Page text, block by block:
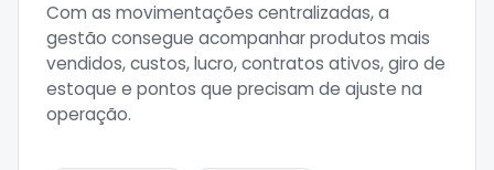
Com as movimentações centralizadas, a
gestão consegue acompanhar produtos mais
vendidos, custos, lucro, contratos ativos, giro de
estoque e pontos que precisam de ajuste na
operação.